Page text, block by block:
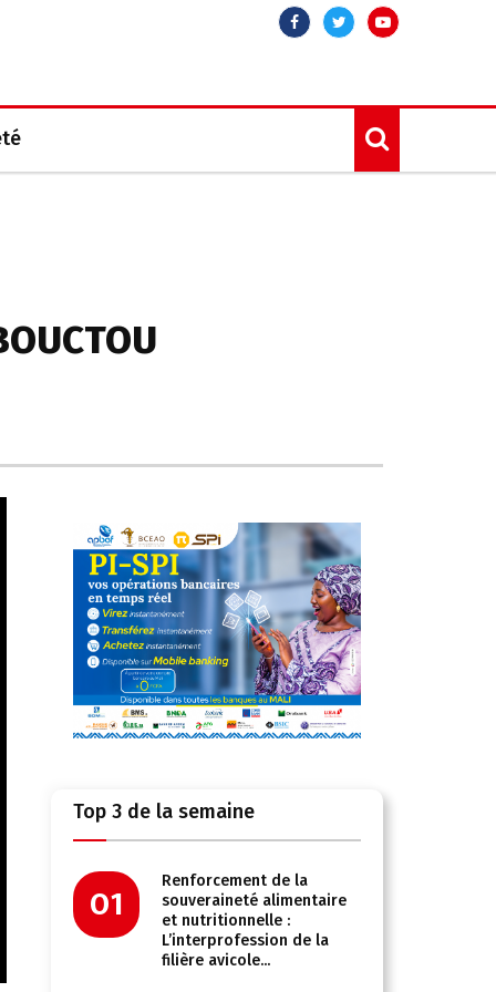
FacebookTwitterYoutube
Top 3 de la semaine
01
Renforcement de la
souveraineté alimentaire
et nutritionnelle :
L’interprofession de la
filière avicole...